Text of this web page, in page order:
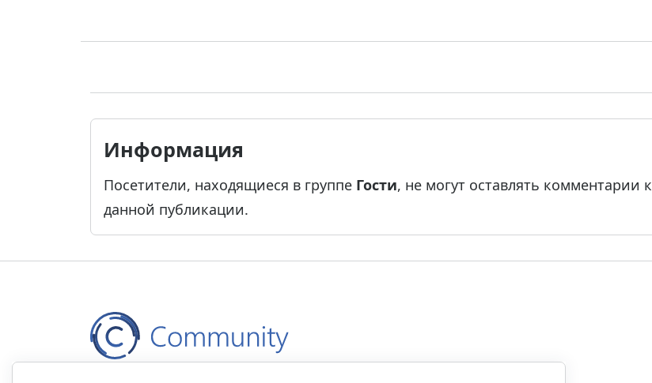
Информация
Посетители, находящиеся в группе Гости, не могут оставлять комментарии к
данной публикации.